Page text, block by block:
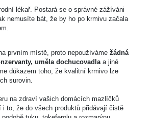
lékař. Postará se o správné zážíváni
nemusíte bát, že by ho po krmivu začala
prvním místě, proto nepoužívámežádná
uměla dochucovadlaa jiné
důkazem toho, že kvalitní krmivo lze
surovin.
na zdraví vašich domácích mazlíčků
i to, že do všech produktů přidávají čistě